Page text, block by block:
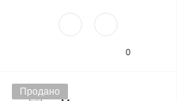
0
Продано